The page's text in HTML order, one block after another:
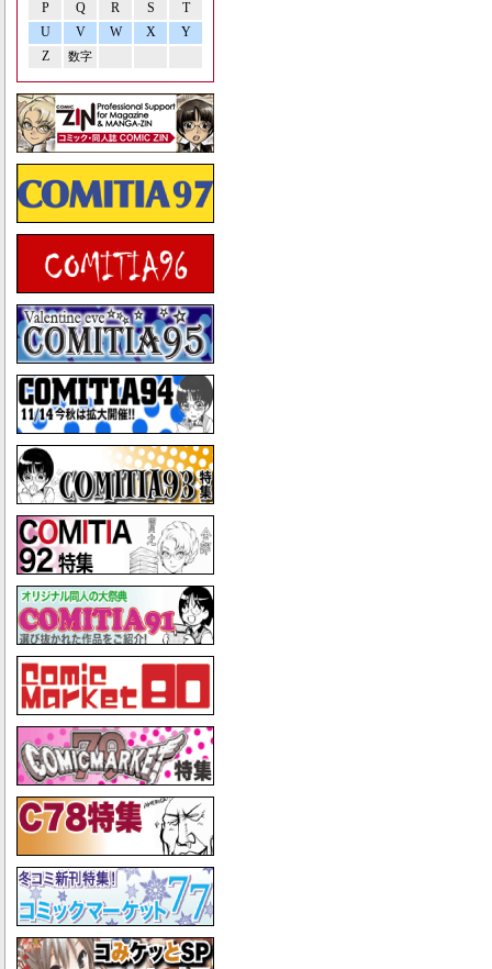
P Q R S
T
U
V W X
Y
Z
数字